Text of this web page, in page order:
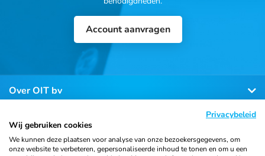
Account aanvragen
Over OIT bv
Klantenservice
Privacybeleid
Wij gebruiken cookies
We kunnen deze plaatsen voor analyse van onze bezoekersgegevens, om
onze website te verbeteren, gepersonaliseerde inhoud te tonen en om u een